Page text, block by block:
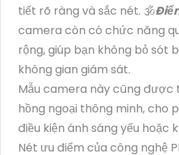
tiết rõ ràng và sắc nét. 🕉️
camera còn có chức năng
rộng, giúp bạn không bỏ sót
không gian giám sát.
Mẫu camera này cũng được
hồng ngoại thông minh, cho
điều kiện ánh sáng yếu hoặc
Nét ưu điểm của công nghệ